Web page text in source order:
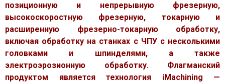
позиционную и непрерывную фрезерную,
высокоскоростную фрезерную, токарную и
расширенную фрезерно-токарную обработку,
включая обработку на станках с ЧПУ с несколькими
головками и шпинделями, а также
электроэрозионную обработку. Флагманский
продуктом является технология iMachining —